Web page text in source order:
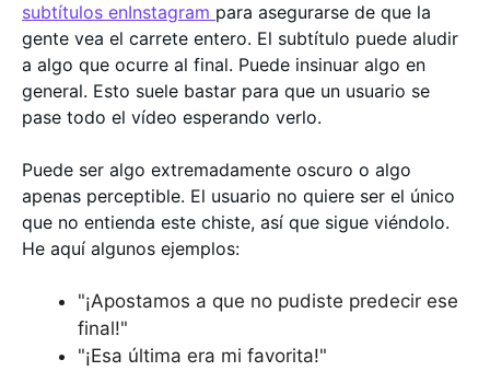
subtítulos enInstagram para asegurarse de que la
gente vea el carrete entero. El subtítulo puede aludir
a algo que ocurre al final. Puede insinuar algo en
general. Esto suele bastar para que un usuario se
pase todo el vídeo esperando verlo.
Puede ser algo extremadamente oscuro o algo
apenas perceptible. El usuario no quiere ser el único
que no entienda este chiste, así que sigue viéndolo.
He aquí algunos ejemplos:
"¡Apostamos a que no pudiste predecir ese
final!"
"¡Esa última era mi favorita!"